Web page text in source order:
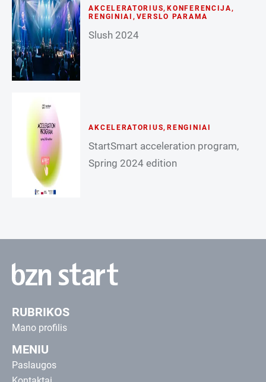
AKCELERATORIUS, KONFERENCIJA,
RENGINIAI , VERSLO PARAMA
Slush 2024
AKCELERATORIUS, RENGINIAI
StartSmart acceleration program,
Spring 2024 edition
RUBRIKOS
Mano profilis
MENIU
Paslaugos